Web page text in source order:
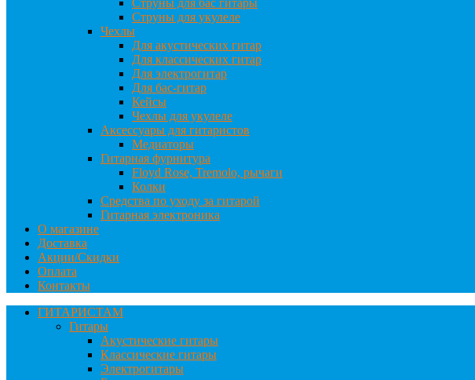
Струны для бас гитары
Струны для укулеле
Чехлы
Для акустических гитар
Для классических гитар
Для электрогитар
Для бас-гитар
Кейсы
Чехлы для укулеле
Аксессуары для гитаристов
Медиаторы
Гитарная фурнитура
Floyd Rose, Tremolo, рычаги
Колки
Средства по уходу за гитарой
Гитарная электроника
О магазине
Доставка
Акции/Скидки
Оплата
Контакты
ГИТАРИСТАМ
Гитары
Акустические гитары
Классические гитары
Электрогитары